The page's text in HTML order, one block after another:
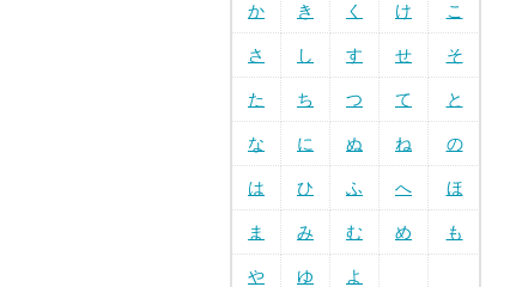
か き く け こ
さ し す せ そ
た ち つ て と
な に ぬ ね の
は ひ ふ へ ほ
ま み む め も
や ゆ よ